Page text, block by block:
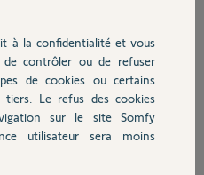
sur l'ensemble de vos volets
en fonction 8s, recouper 2s et
dans votre cas que tous les volets
à la confidentialité et vous
de contrôler ou de refuser
de cookies ou certains
tiers. Le refus des cookies
sur le site Somfy
utilisateur sera moins